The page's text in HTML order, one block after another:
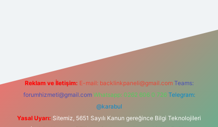
Reklam ve İletişim: E-mail: backlinkpaneli@gmail.com Teams:
forumhizmeti@gmail.com Whatsapp: 0262 606 0 726 Telegram:
@karabul
Yasal Uyarı: Sitemiz, 5651 Sayılı Kanun gereğince Bilgi Teknolojileri